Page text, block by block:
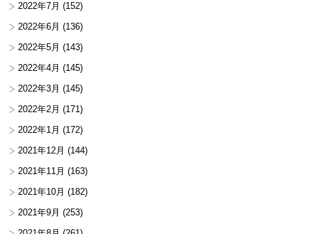
2022年7月 (152)
2022年6月 (136)
2022年5月 (143)
2022年4月 (145)
2022年3月 (145)
2022年2月 (171)
2022年1月 (172)
2021年12月 (144)
2021年11月 (163)
2021年10月 (182)
2021年9月 (253)